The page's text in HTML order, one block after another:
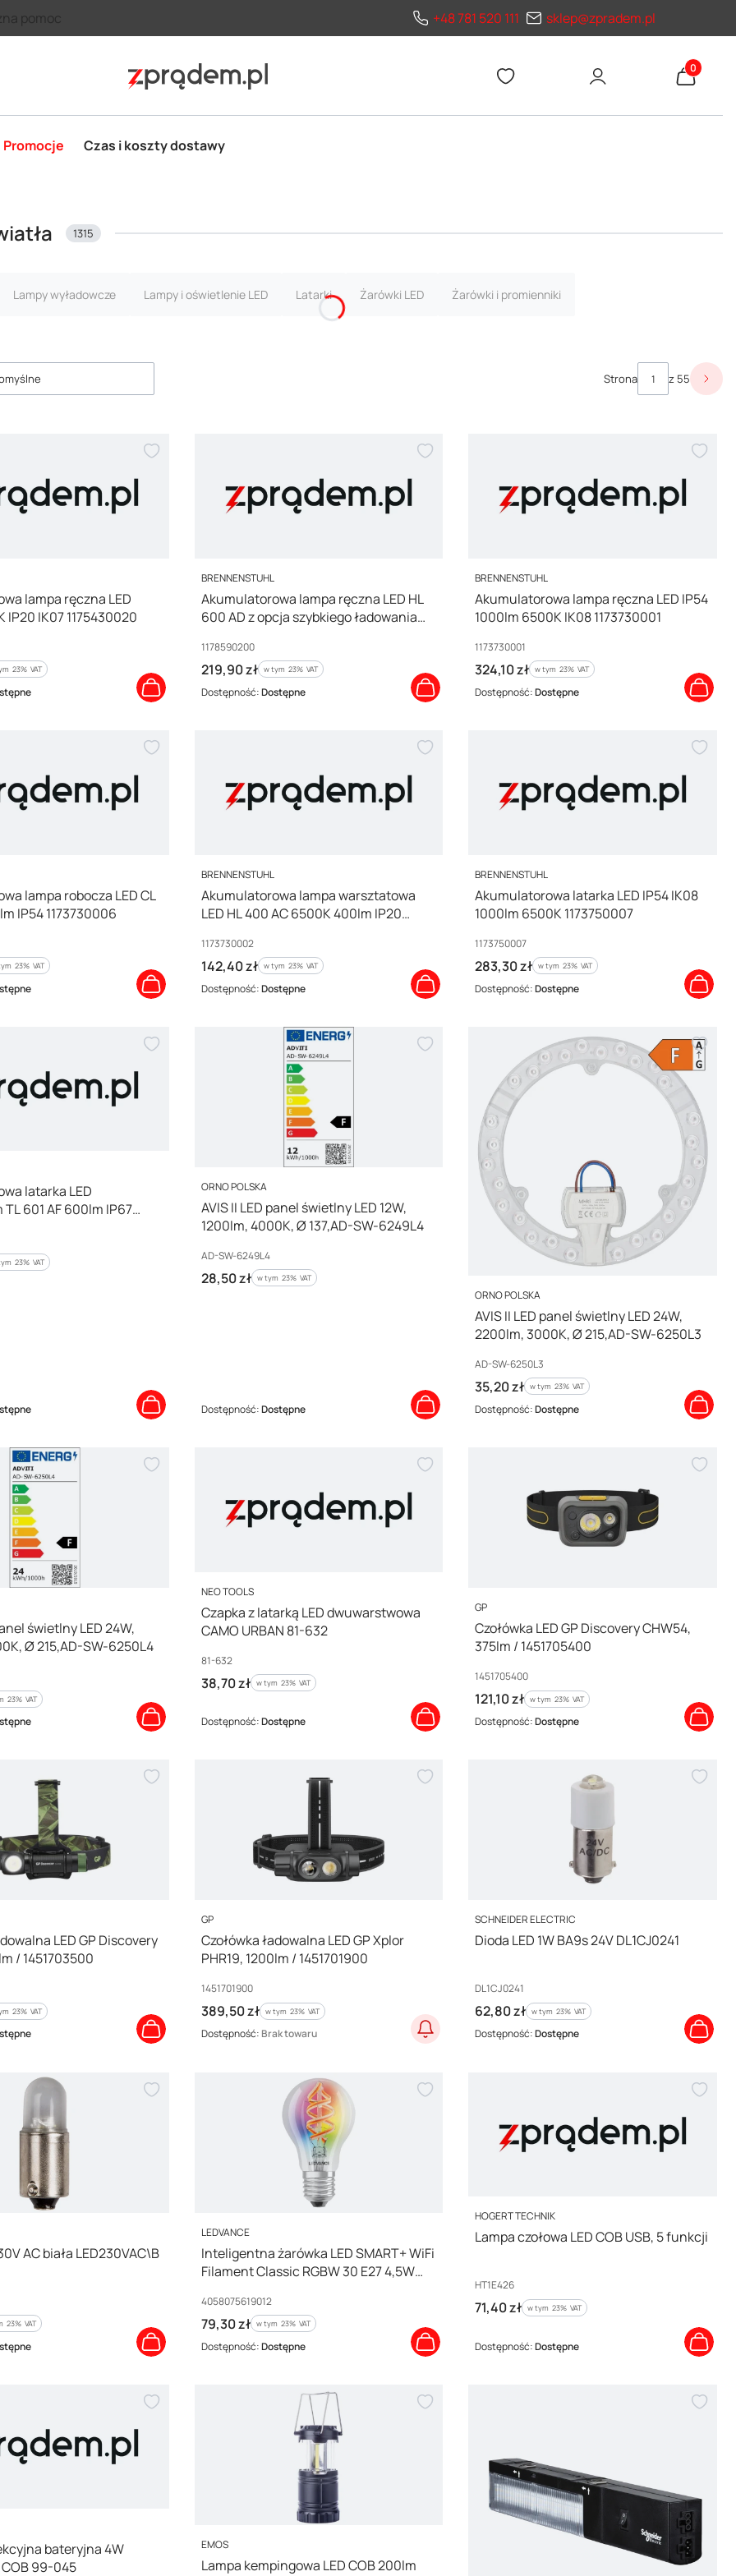
pomoc +48 781 520 111 sklep@zpradem.pl
Produkty
Promocje Czas i koszty dostawy
1315
Lampy wyładowcze Lampy i oświetlenie LED Latarki Żarówki LED Żarówki i promienniki
Strona z 55
lampa ręczna LED
IP20 IK07 1175430020
%s VAT
23% VAT
PRODUCENT
BRENNENSTUHL
Akumulatorowa lampa ręczna LED HL
600 AD z opcja szybkiego ładowania
Kod producenta
1178590200
Cena brutto
219,90 zł w tym %s VAT
w tym 23% VAT
Dostępność:Dostępne
PRODUCENT
BRENNENSTUHL
Akumulatorowa lampa ręczna LED IP54
1000lm 6500K IK08 1173730001
Kod producenta
1173730001
Cena brutto
324,10 zł w tym %s VAT
w tym 23% VAT
Dostępność:Dostępne
lampa robocza LED CL
IP54 1173730006
%s VAT
23% VAT
PRODUCENT
BRENNENSTUHL
Akumulatorowa lampa warsztatowa
LED HL 400 AC 6500K 400lm IP20
Kod producenta
1173730002
Cena brutto
142,40 zł w tym %s VAT
w tym 23% VAT
Dostępność:Dostępne
PRODUCENT
BRENNENSTUHL
Akumulatorowa latarka LED IP54 IK08
1000lm 6500K 1173750007
Kod producenta
1173750007
Cena brutto
283,30 zł w tym %s VAT
w tym 23% VAT
Dostępność:Dostępne
latarka LED
601 AF 600lm IP67
%s VAT
23% VAT
PRODUCENT
ORNO POLSKA
AVIS II LED panel świetlny LED 12W,
1200lm, 4000K, Ø 137,AD-SW-6249L4
Kod producenta
AD-SW-6249L4
Cena brutto
28,50 zł w tym %s VAT
w tym 23% VAT
Dostępność:Dostępne
PRODUCENT
ORNO POLSKA
AVIS II LED panel świetlny LED 24W,
2200lm, 3000K, Ø 215,AD-SW-6250L3
Kod producenta
AD-SW-6250L3
Cena brutto
35,20 zł w tym %s VAT
w tym 23% VAT
Dostępność:Dostępne
świetlny LED 24W,
Ø 215,AD-SW-6250L4
%s VAT
23% VAT
PRODUCENT
NEO TOOLS
Czapka z latarką LED dwuwarstwowa
CAMO URBAN 81-632
Kod producenta
81-632
Cena brutto
38,70 zł w tym %s VAT
w tym 23% VAT
Dostępność:Dostępne
PRODUCENT
GP
Czołówka LED GP Discovery CHW54,
375lm / 1451705400
Kod producenta
1451705400
Cena brutto
121,10 zł w tym %s VAT
w tym 23% VAT
Dostępność:Dostępne
LED GP Discovery
/ 1451703500
%s VAT
23% VAT
PRODUCENT
GP
Czołówka ładowalna LED GP Xplor
PHR19, 1200lm / 1451701900
Kod producenta
1451701900
Cena brutto
389,50 zł w tym %s VAT
w tym 23% VAT
Dostępność: Brak towaru
PRODUCENT
SCHNEIDER ELECTRIC
Dioda LED 1W BA9s 24V DL1CJ0241
Kod producenta
DL1CJ0241
Cena brutto
62,80 zł w tym %s VAT
w tym 23% VAT
Dostępność:Dostępne
AC biała LED230VAC\B
%s VAT
23% VAT
PRODUCENT
LEDVANCE
Inteligentna żarówka LED SMART+ WiFi
Filament Classic RGBW 30 E27 4,5W
Kod producenta
4058075619012
Cena brutto
79,30 zł w tym %s VAT
w tym 23% VAT
Dostępność:Dostępne
PRODUCENT
HOGERT TECHNIK
Lampa czołowa LED COB USB, 5 funkcji
Kod producenta
HT1E426
Cena brutto
71,40 zł w tym %s VAT
w tym 23% VAT
Dostępność:Dostępne
bateryjna 4W
99-045
PRODUCENT
EMOS
Lampa kempingowa LED COB 200lm